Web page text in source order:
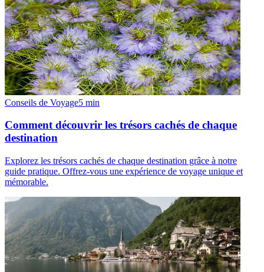
Conseils de Voyage5 min
Comment découvrir les trésors cachés de chaque
destination
Explorez les trésors cachés de chaque destination grâce à notre
guide pratique. Offrez-vous une expérience de voyage unique et
mémorable.